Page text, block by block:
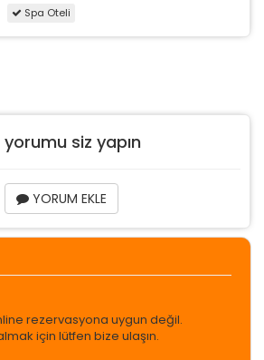
Spa Oteli
yorumu siz yapın
YORUM EKLE
rezervasyona uygun değil.
için lütfen bize ulaşın.